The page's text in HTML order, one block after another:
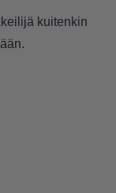
kuitenkin